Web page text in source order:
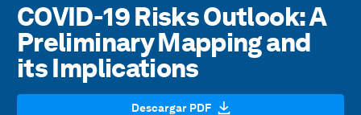
COVID-19 Risks Outlook: A
Preliminary Mapping and
its Implications
Descargar PDF